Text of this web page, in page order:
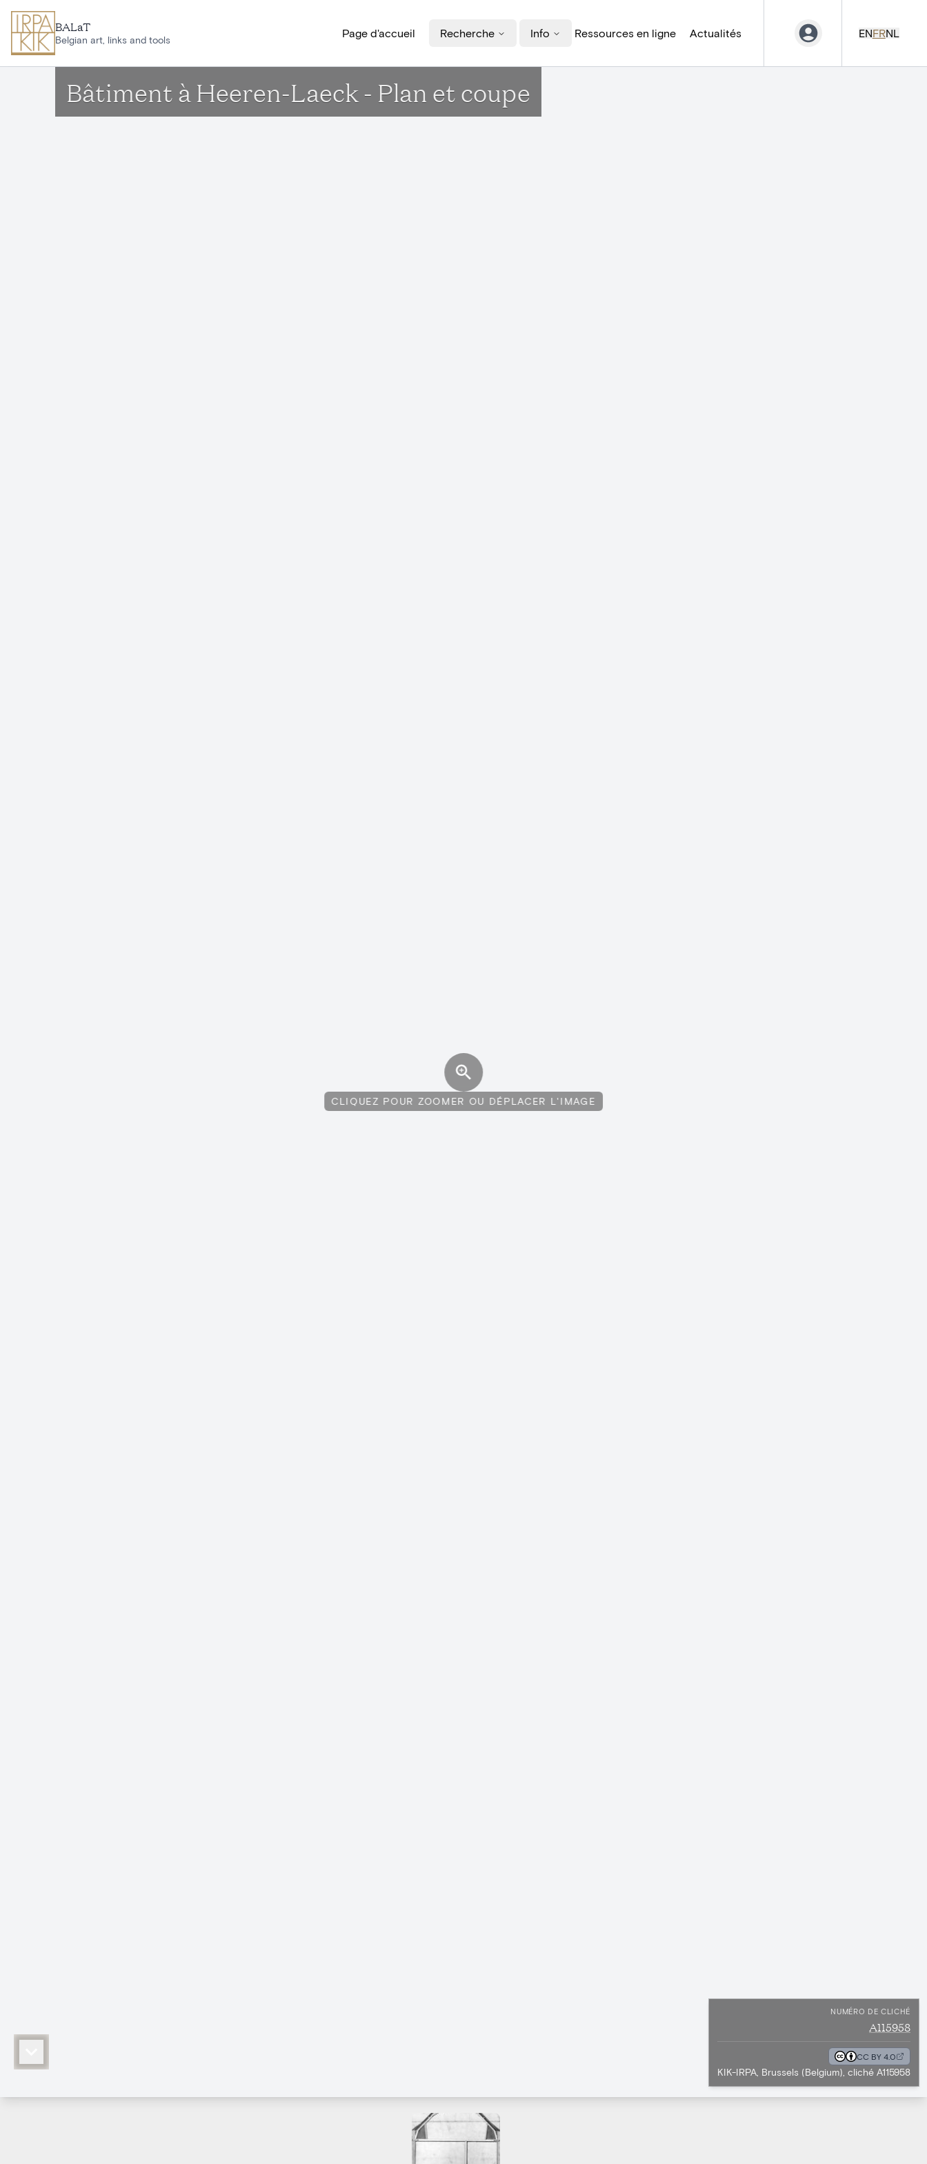
BALaT
Belgian art, links and tools
Page d'accueil Recherche Info Ressources en ligne Actualités ENFRNL
Bâtiment à Heeren-Laeck - Plan et coupe
CLIQUEZ POUR ZOOMER OU DÉPLACER L'IMAGE
NUMÉRO DE CLICHÉ
A115958
CC BY 4.0
KIK-IRPA, Brussels (Belgium), cliché A115958